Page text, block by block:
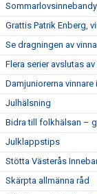
Sommarlovsinnebandy
Grattis Patrik Enberg,
Se dragningen av
Flera serier avslutas
Damjuniorerna
Julhälsning
Bidra till folkhälsan –
Julklappstips
Stötta Västerås
Skärpta allmänna råd